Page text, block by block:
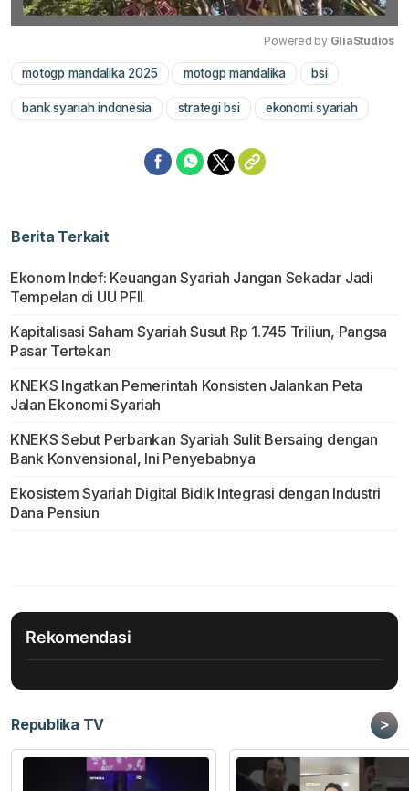
Mute
Powered by GliaStudios
motogp mandalika 2025 motogp mandalika bsi
bank syariah indonesia strategi bsi ekonomi syariah
Berita Terkait
Ekonom Indef: Keuangan Syariah Jangan Sekadar Jadi
Tempelan di UU PFII
Kapitalisasi Saham Syariah Susut Rp 1.745 Triliun, Pangsa
Pasar Tertekan
KNEKS Ingatkan Pemerintah Konsisten Jalankan Peta
Jalan Ekonomi Syariah
KNEKS Sebut Perbankan Syariah Sulit Bersaing dengan
Bank Konvensional, Ini Penyebabnya
Ekosistem Syariah Digital Bidik Integrasi dengan Industri
Dana Pensiun
Rekomendasi
Republika TV >